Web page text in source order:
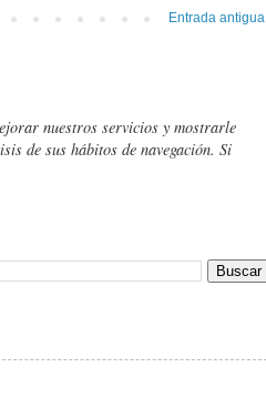
Entrada antigua
nuestros servicios y mostrarle
de sus hábitos de navegación. Si